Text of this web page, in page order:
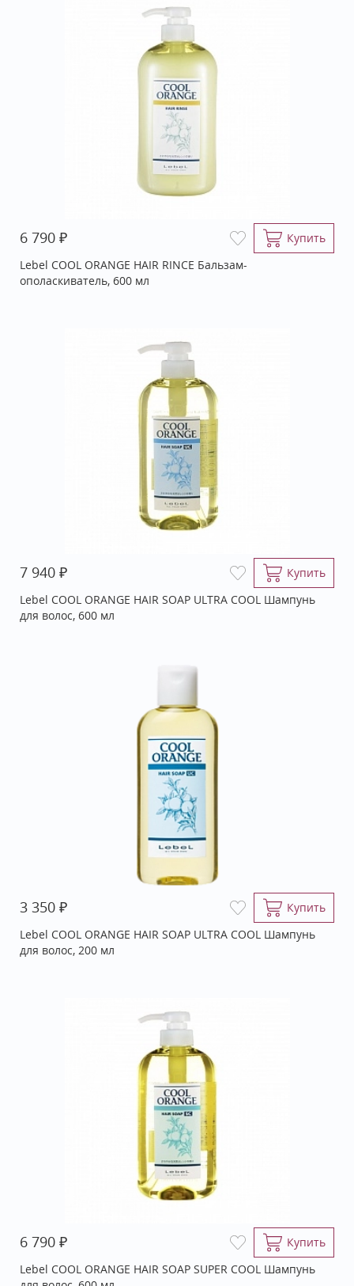
6 790 ₽
Купить
Lebel COOL ORANGE HAIR RINCE Бальзам-
ополаскиватель, 600 мл
7 940 ₽
Купить
Lebel COOL ORANGE HAIR SOAP ULTRA COOL Шампунь
для волос, 600 мл
3 350 ₽
Купить
Lebel COOL ORANGE HAIR SOAP ULTRA COOL Шампунь
для волос, 200 мл
6 790 ₽
Купить
Lebel COOL ORANGE HAIR SOAP SUPER COOL Шампунь